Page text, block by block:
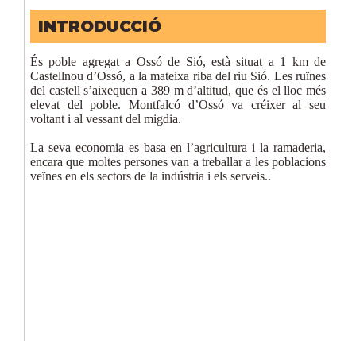
INTRODUCCIÓ
És poble agregat a Ossó de Sió, està situat a 1 km de
Castellnou d’Ossó, a la mateixa riba del riu Sió. Les ruïnes
del castell s’aixequen a 389 m d’altitud, que és el lloc més
elevat del poble. Montfalcó d’Ossó va créixer al seu
voltant i al vessant del migdia.
La seva economia es basa en l’agricultura i la ramaderia,
encara que moltes persones van a treballar a les poblacions
veïnes en els sectors de la indústria i els serveis..